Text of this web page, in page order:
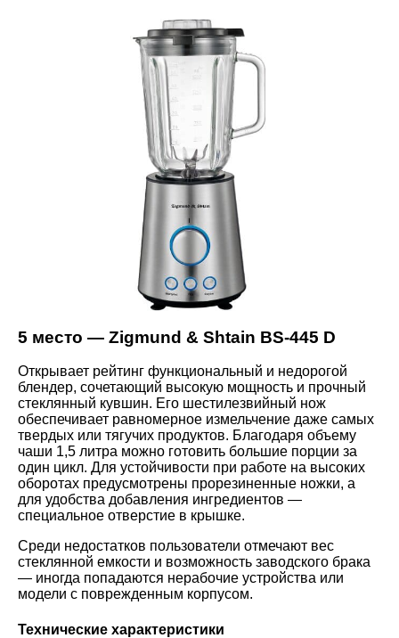
5 место — Zigmund & Shtain BS-445 D
Открывает рейтинг функциональный и недорогой
блендер, сочетающий высокую мощность и прочный
стеклянный кувшин. Его шестилезвийный нож
обеспечивает равномерное измельчение даже самых
твердых или тягучих продуктов. Благодаря объему
чаши 1,5 литра можно готовить большие порции за
один цикл. Для устойчивости при работе на высоких
оборотах предусмотрены прорезиненные ножки, а
для удобства добавления ингредиентов —
специальное отверстие в крышке.
Среди недостатков пользователи отмечают вес
стеклянной емкости и возможность заводского брака
— иногда попадаются нерабочие устройства или
модели с поврежденным корпусом.
Технические характеристики